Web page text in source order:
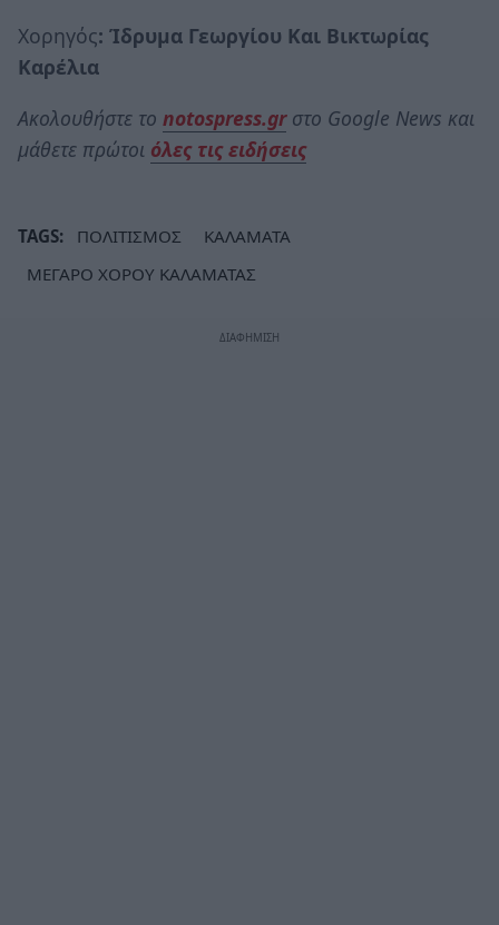
Χορηγός: Ίδρυμα Γεωργίου Και Βικτωρίας
Καρέλια
Ακολουθήστε το notospress.grστο Google News και
μάθετε πρώτοι όλες τις ειδήσεις
TAGS: ΠΟΛΙΤΙΣΜΟΣ
ΚΑΛΑΜΑΤΑ
ΜΕΓΑΡΟ ΧΟΡΟΥ ΚΑΛΑΜΑΤΑΣ